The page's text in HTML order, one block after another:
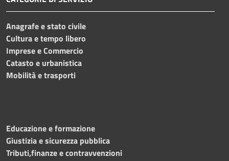
Anagrafe e stato civile
Cultura e tempo libero
Imprese e Commercio
Catasto e urbanistica
Mobilità e trasporti
Educazione e formazione
Giustizia e sicurezza pubblica
Tributi,finanze e contravvenzioni